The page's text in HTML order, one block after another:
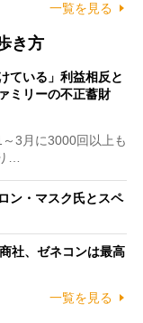
一覧を見る
き方
ている」利益相反と
ミリーの不正蓄財
3月に3000回以上も
…
ン・マスク氏とスペ
社、ゼネコンは最高
一覧を見る